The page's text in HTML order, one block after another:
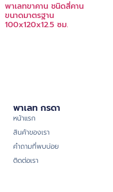
พาเลทขาคาน ชนิดสี่คาน
ขนาดมาตรฐาน
100x120x12.5 ซม.
พาเลท กรดา
หน้าแรก
สินค้าของเรา
คำถามที่พบบ่อย
ติดต่อเรา